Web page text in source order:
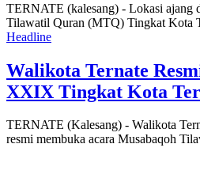
TERNATE (kalesang) - Lokasi ajang
Tilawatil Quran (MTQ) Tingkat
Headline
Walikota Ternate
XXIX Tingkat Kota
TERNATE (Kalesang) - Walikota
resmi membuka acara Musabaqoh